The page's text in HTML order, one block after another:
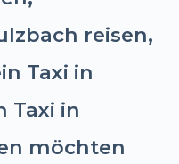
reisen,
Taxi in
Taxi in
möchten